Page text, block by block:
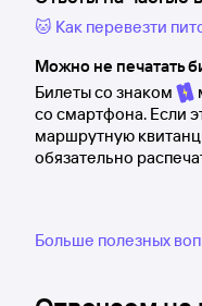
🐱 Как перевезти
Можно не печатать
Билеты со знаком
со смартфона. Если
маршрутную
обязательно
Больше полезных